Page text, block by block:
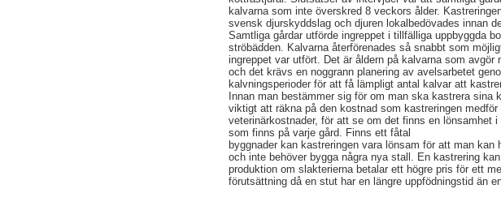
kalvarna som inte överskred 8 veckors ålder.
svensk djurskyddslag och djuren lokalbedövades innan
Samtliga gårdar utförde ingreppet i tillfälliga uppbyggda
ströbädden. Kalvarna återförenades så snabbt som
ingreppet var utfört. Det är åldern på kalvarna som avgör
och det krävs en noggrann planering av avelsarbetet
kalvningsperioder för att få lämpligt antal kalvar att
Innan man bestämmer sig för om man ska kastrera sina
viktigt att räkna på den kostnad som kastreringen
veterinärkostnader, för att se om det finns en lönsamhet
som finns på varje gård. Finns ett fåtal
byggnader kan kastreringen vara lönsam för att man kan
och inte behöver bygga några nya stall. En kastrering
produktion om slakterierna betalar ett högre pris för ett
förutsättning då en stut har en längre uppfödningstid än